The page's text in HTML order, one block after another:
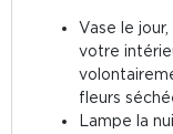
Vase le
votre
fleurs
Lampe la